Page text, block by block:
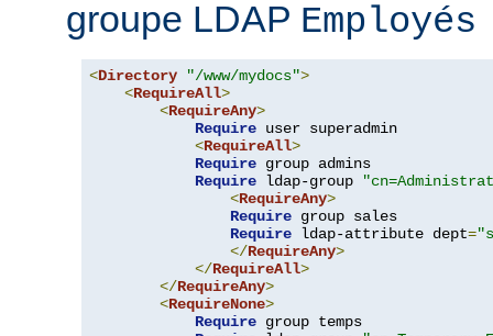
groupe LDAP
<Directory "/www/mydocs">
<RequireAll>
<RequireAny>
Require user superadmin
<RequireAll>
Require group admins
Require ldap-group
<RequireAny>
Require group sales
Require ldap-attribute dept=
</RequireAny>
</RequireAll>
</RequireAny>
<RequireNone>
Require group temps